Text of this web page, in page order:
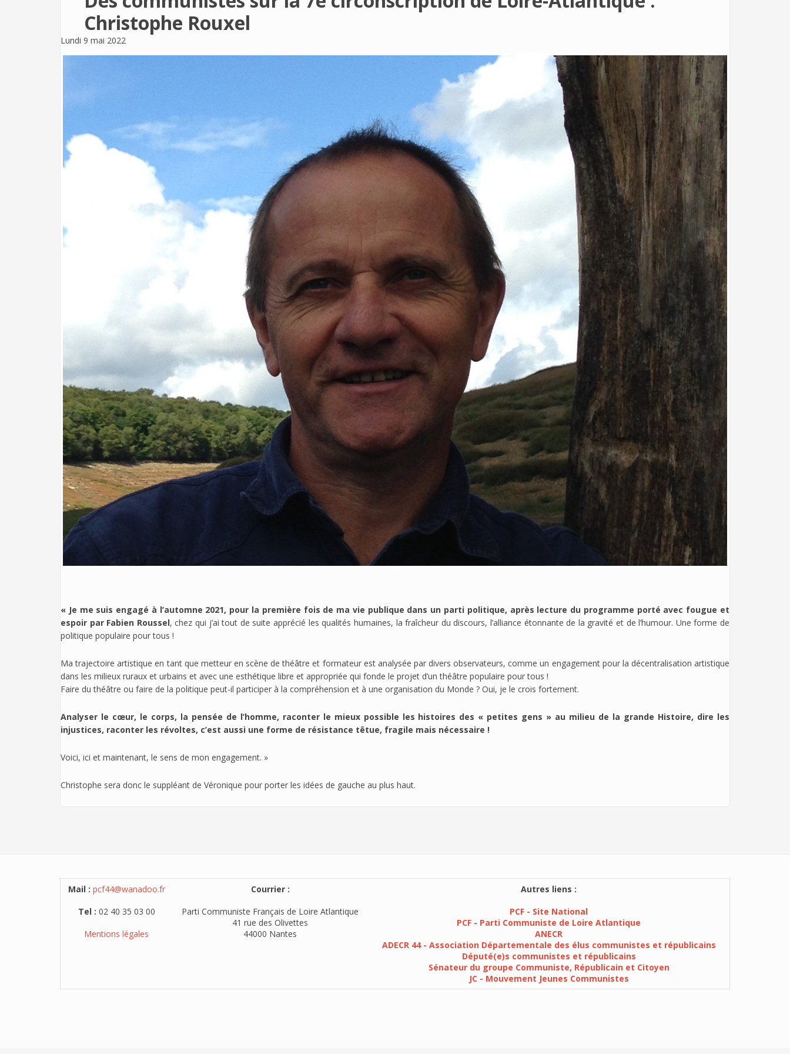
Christophe Rouxel
Lundi 9 mai 2022
« Je me suis engagé à l’automne 2021, pour la première fois de ma vie publique dans un parti politique, après lecture du programme porté avec fougue et
espoir par Fabien Roussel, chez qui j’ai tout de suite apprécié les qualités humaines, la fraîcheur du discours, l’alliance étonnante de la gravité et de l’humour. Une forme de
politique populaire pour tous !
Ma trajectoire artistique en tant que metteur en scène de théâtre et formateur est analysée par divers observateurs, comme un engagement pour la décentralisation artistique
dans les milieux ruraux et urbains et avec une esthétique libre et appropriée qui fonde le projet d’un théâtre populaire pour tous !
Faire du théâtre ou faire de la politique peut-il participer à la compréhension et à une organisation du Monde ? Oui, je le crois fortement.
Analyser le cœur, le corps, la pensée de l’homme, raconter le mieux possible les histoires des « petites gens » au milieu de la grande Histoire, dire les
injustices, raconter les révoltes, c’est aussi une forme de résistance têtue, fragile mais nécessaire !
Voici, ici et maintenant, le sens de mon engagement. »
Christophe sera donc le suppléant de Véronique pour porter les idées de gauche au plus haut.
Mail : pcf44@wanadoo.fr
Tel : 02 40 35 03 00
Mentions légales
Courrier :
Parti Communiste Français de Loire Atlantique
41 rue des Olivettes
44000 Nantes
Autres liens :
PCF - Site National
PCF - Parti Communiste de Loire Atlantique
ANECR
ADECR 44 - Association Départementale des élus communistes et républicains
Député(e)s communistes et républicains
Sénateur du groupe Communiste, Républicain et Citoyen
JC - Mouvement Jeunes Communistes